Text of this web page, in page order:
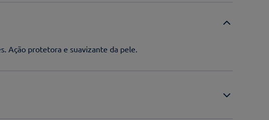
Ação protetora e suavizante da pele.